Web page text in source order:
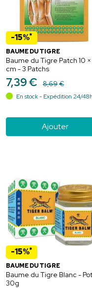
-15%*
BAUME DU TIGRE
Baume du Tigre Patch 10 ×
cm - 3 Patchs
7,39€ 8,69€
En stock - Expédition 24/48h
Ajouter
-15%*
BAUME DU TIGRE
Baume du Tigre Blanc -
30g